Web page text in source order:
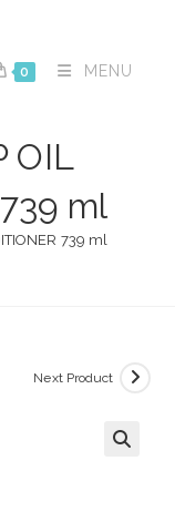
0 MENU
OIL
ml
739 ml
Next Product